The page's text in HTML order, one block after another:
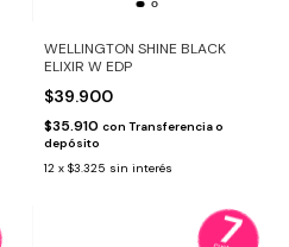
WELLINGTON SHINE BLACK
ELIXIR W EDP
$39.900
$35.910 con Transferencia o
depósito
12 x $3.325 sin interés